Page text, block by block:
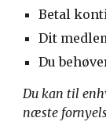
Betal
Dit
Du
Du kan til
næste